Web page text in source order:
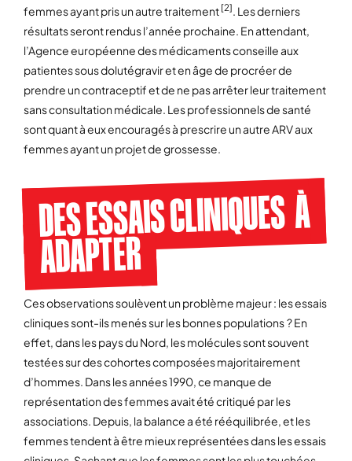
femmes ayant pris un autre traitement [2] . Les derniers
résultats seront rendus l’année prochaine. En attendant,
l’Agence européenne des médicaments conseille aux
patientes sous dolutégravir et en âge de procréer de
prendre un contraceptif et de ne pas arrêter leur traitement
sans consultation médicale. Les professionnels de santé
sont quant à eux encouragés à prescrire un autre ARV aux
femmes ayant un projet de grossesse.
DES ESSAIS CLINIQUES À
ADAPTER
Ces observations soulèvent un problème majeur : les essais
cliniques sont-ils menés sur les bonnes populations ? En
effet, dans les pays du Nord, les molécules sont souvent
testées sur des cohortes composées majoritairement
d’hommes. Dans les années 1990, ce manque de
représentation des femmes avait été critiqué par les
associations. Depuis, la balance a été rééquilibrée, et les
femmes tendent à être mieux représentées dans les essais